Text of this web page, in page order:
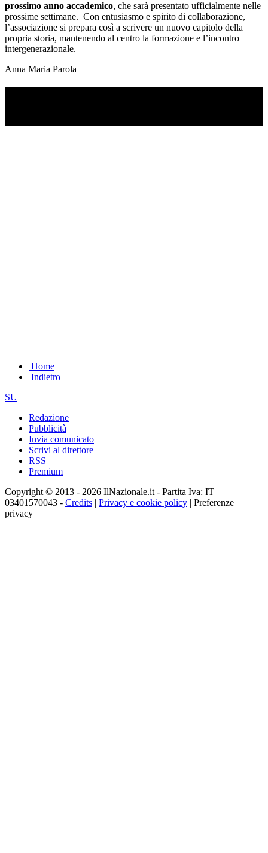
prossimo anno accademico, che sarà presentato ufficialmente nelle
prossime settimane. Con entusiasmo e spirito di collaborazione,
l’associazione si prepara così a scrivere un nuovo capitolo della
propria storia, mantenendo al centro la formazione e l’incontro
intergenerazionale.
Anna Maria Parola
Home
Indietro
SU
Redazione
Pubblicità
Invia comunicato
Scrivi al direttore
RSS
Premium
Copyright © 2013 - 2026 IlNazionale.it - Partita Iva: IT
03401570043 - Credits | Privacy e cookie policy | Preferenze
privacy